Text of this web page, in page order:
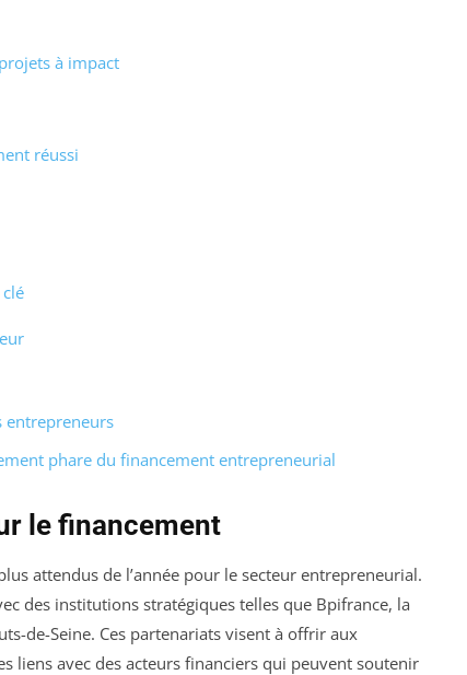
à impact
réussi
entrepreneurs
phare du financement entrepreneurial
le financement
attendus de l’année pour le secteur entrepreneurial.
des institutions stratégiques telles que Bpifrance, la
de-Seine. Ces partenariats visent à offrir aux
liens avec des acteurs financiers qui peuvent soutenir